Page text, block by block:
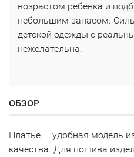
возрастом ребенка и
небольшим запасом.
детской одежды с
нежелательна.
ОБЗОР
Платье — удобная модель
качества. Для пошива